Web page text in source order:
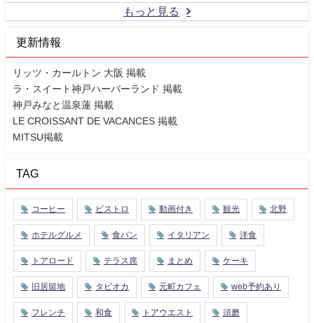
もっと見る
更新情報
リッツ・カールトン 大阪 掲載
ラ・スイート神戸ハーバーランド 掲載
神戸みなと温泉蓮 掲載
LE CROISSANT DE VACANCES 掲載
MITSU掲載
TAG
コーヒー ビストロ 動画付き 観光 北野
ホテルグルメ 食パン イタリアン 洋食
トアロード テラス席 まとめ ケーキ
旧居留地 タピオカ 元町カフェ web予約あり
フレンチ 和食 トアウエスト 須磨